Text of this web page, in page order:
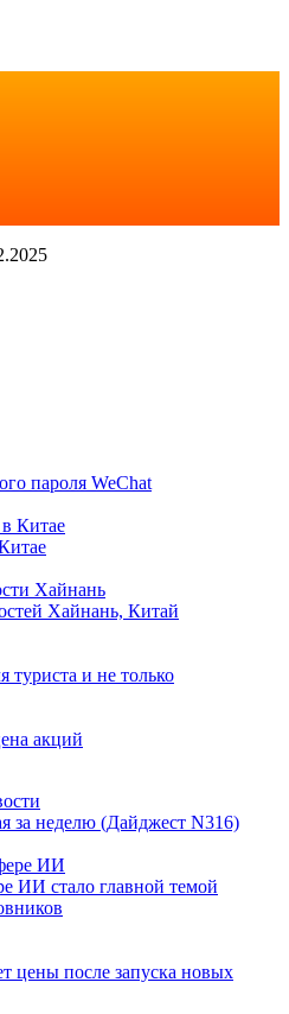
пароля WeChat
Хайнань, Китай
туриста и не только
акций
за неделю (Дайджест N316)
ИИ стало главной темой
цены после запуска новых